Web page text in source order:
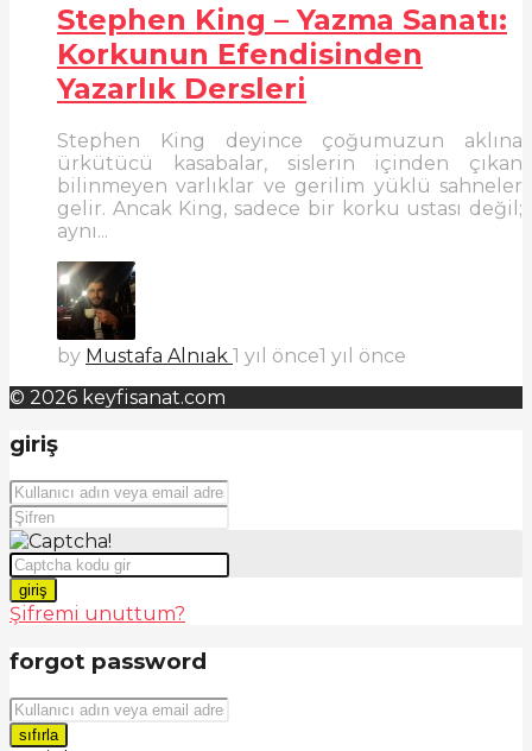
Stephen King – Yazma Sanatı:
Korkunun Efendisinden
Yazarlık Dersleri
Stephen King deyince çoğumuzun aklına
ürkütücü kasabalar, sislerin içinden çıkan
bilinmeyen varlıklar ve gerilim yüklü sahneler
gelir. Ancak King, sadece bir korku ustası değil;
aynı...
by Mustafa Alnıak 1 yıl önce1 yıl önce
© 2026 keyfisanat.com
giriş
giriş
Şifremi unuttum?
forgot password
sıfırla